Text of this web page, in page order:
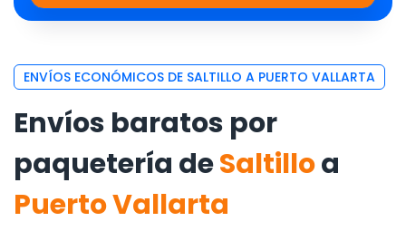
ENVÍOS ECONÓMICOS DE SALTILLO A PUERTO VALLARTA
Envíos baratos por
paquetería deSaltilloa
Puerto Vallarta